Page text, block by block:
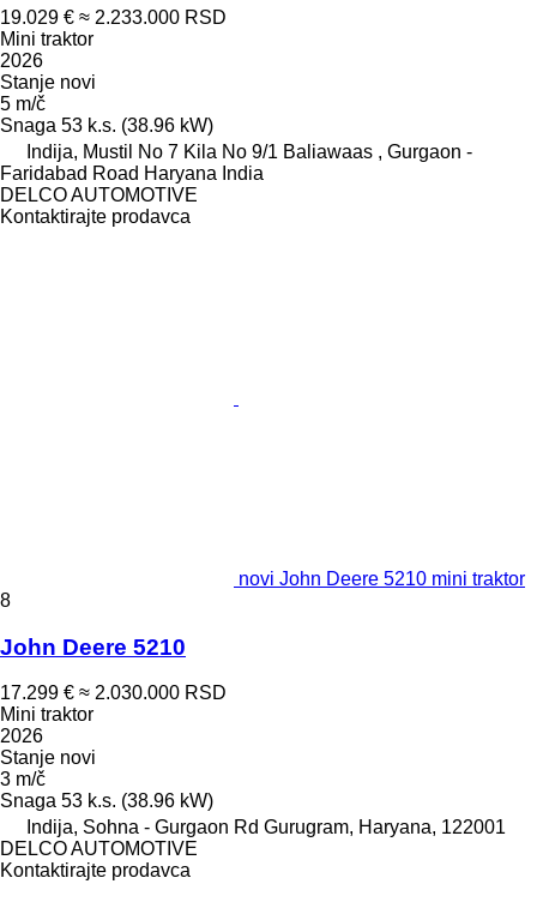
19.029 € ≈ 2.233.000 RSD
Mini traktor
2026
Stanje novi
5 m/č
Snaga 53 k.s. (38.96 kW)
Indija, Mustil No 7 Kila No 9/1 Baliawaas , Gurgaon -
Faridabad Road Haryana India
DELCO AUTOMOTIVE
Kontaktirajte prodavca
novi John Deere 5210 mini traktor
8
John Deere 5210
17.299 € ≈ 2.030.000 RSD
Mini traktor
2026
Stanje novi
3 m/č
Snaga 53 k.s. (38.96 kW)
Indija, Sohna - Gurgaon Rd Gurugram, Haryana, 122001
DELCO AUTOMOTIVE
Kontaktirajte prodavca